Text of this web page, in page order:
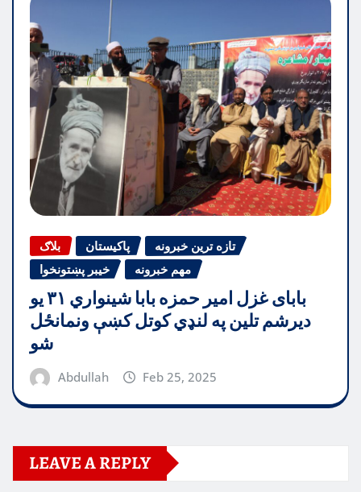
بلاګ پاکیستان
تازه ترین خبرونه
خیبر پښتونخوا
مهم خبرونه
بابای غزل امیر حمزه بابا شینواري ۳۱ یو
دیرشم تلین په لنډي کوتل کښې ونمانځل
شو
Abdullah Feb 25, 2025
LEAVE A REPLY